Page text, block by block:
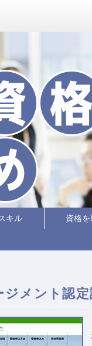
キル 資格を
ジメント認